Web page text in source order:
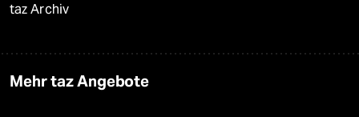
taz Archiv
Mehr taz Angebote